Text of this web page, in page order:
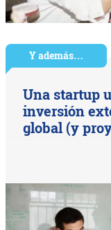
Y además…
Una startup
inversión
global (y